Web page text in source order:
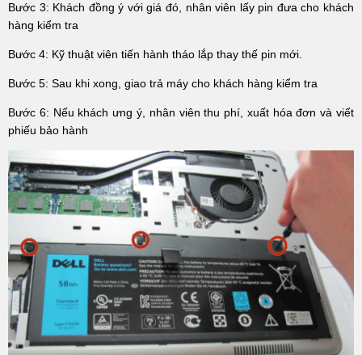
Bước 3: Khách đồng ý với giá đó, nhân viên lấy pin đưa cho khách
hàng kiểm tra
Bước 4: Kỹ thuật viên tiến hành tháo lắp thay thế pin mới.
Bước 5: Sau khi xong, giao trả máy cho khách hàng kiểm tra
Bước 6: Nếu khách ưng ý, nhân viên thu phí, xuất hóa đơn và viết
phiếu bảo hành